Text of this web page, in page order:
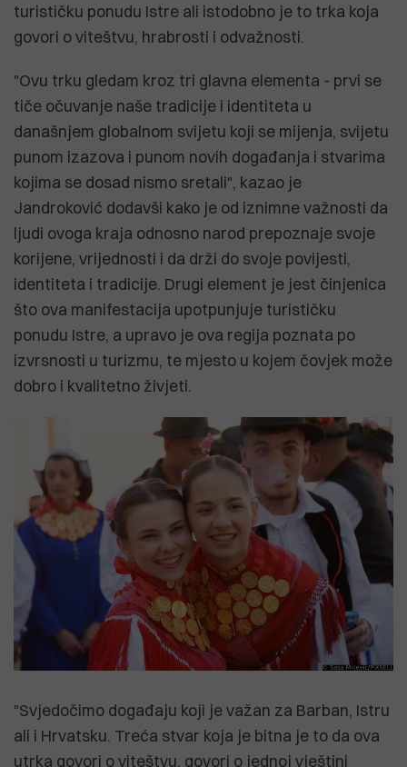
turističku ponudu Istre ali istodobno je to trka koja
govori o viteštvu, hrabrosti i odvažnosti.
"Ovu trku gledam kroz tri glavna elementa - prvi se
tiče očuvanje naše tradicije i identiteta u
današnjem globalnom svijetu koji se mijenja, svijetu
punom izazova i punom novih događanja i stvarima
kojima se dosad nismo sretali", kazao je
Jandroković dodavši kako je od iznimne važnosti da
ljudi ovoga kraja odnosno narod prepoznaje svoje
korijene, vrijednosti i da drži do svoje povijesti,
identiteta i tradicije. Drugi element je jest činjenica
što ova manifestacija upotpunjuje turističku
ponudu Istre, a upravo je ova regija poznata po
izvrsnosti u turizmu, te mjesto u kojem čovjek može
dobro i kvalitetno živjeti.
"Svjedočimo događaju koji je važan za Barban, Istru
ali i Hrvatsku. Treća stvar koja je bitna je to da ova
utrka govori o viteštvu, govori o jednoj vještini